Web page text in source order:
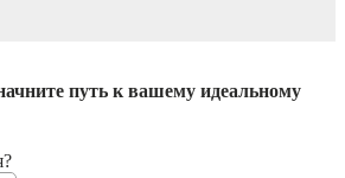
путь к вашему идеальному